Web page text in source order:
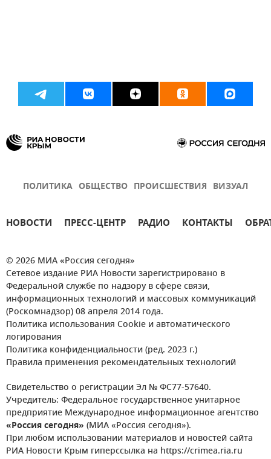
ПОЛИТИКА ОБЩЕСТВО ПРОИСШЕСТВИЯ ВИЗУАЛ
НОВОСТИ ПРЕСС-ЦЕНТР РАДИО КОНТАКТЫ
© 2026 МИА «Россия сегодня»
Сетевое издание РИА Новости зарегистрировано в
Федеральной службе по надзору в сфере связи,
информационных технологий и массовых коммуникаций
(Роскомнадзор) 08 апреля 2014 года.
Политика использования Cookie и автоматического
логирования
Политика конфиденциальности (ред. 2023 г.)
Правила применения рекомендательных технологий
Свидетельство о регистрации Эл № ФС77-57640.
Учредитель: Федеральное государственное унитарное
предприятие Международное информационное агентство
«Россия сегодня» (МИА «Россия сегодня»).
При любом использовании материалов и новостей сайта
РИА Новости Крым гиперссылка на https://crimea.ria.ru